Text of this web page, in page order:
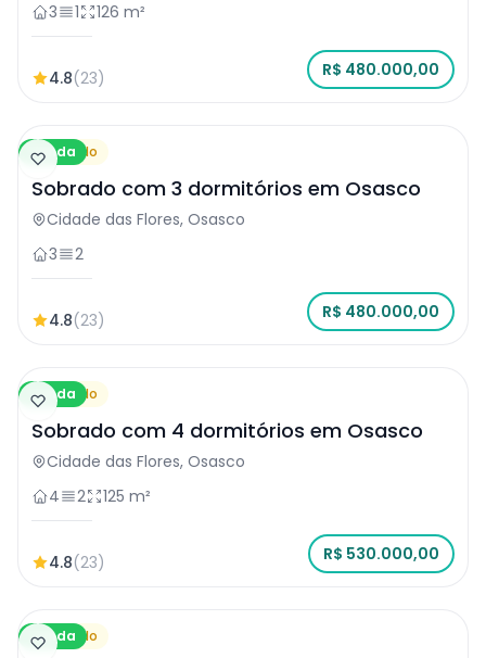
3
1 126 m²
4.8(23) R$ 480.000,00
Venda
Sobrado
Sobrado com 3 dormitórios em Osasco
Cidade das Flores, Osasco
3
2
4.8(23) R$ 480.000,00
Venda
Sobrado
Sobrado com 4 dormitórios em Osasco
Cidade das Flores, Osasco
4
2 125 m²
4.8(23) R$ 530.000,00
Venda
Sobrado